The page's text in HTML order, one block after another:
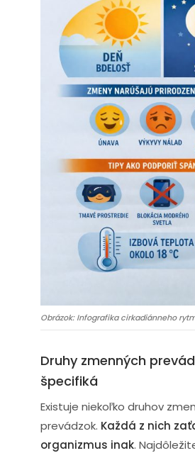
Obrázok: Infografika cirkadiánneho
Druhy zmenných
špecifiká
Existuje niekoľko druhov
prevádzok. Každá z nich
organizmus inak.